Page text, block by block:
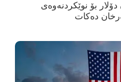
100 ملیۆن دۆلار بۆ نوێکردنەوەی
دەکات